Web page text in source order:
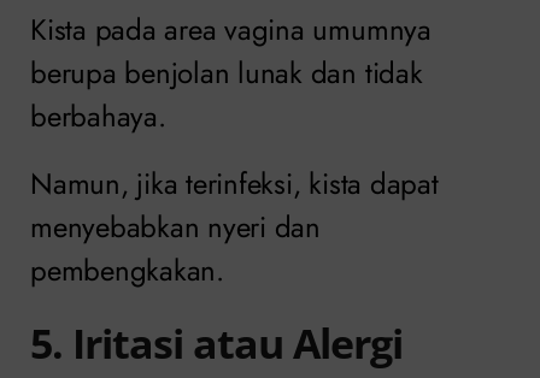
Kista pada area vagina umumnya
berupa benjolan lunak dan tidak
berbahaya.
Namun, jika terinfeksi, kista dapat
menyebabkan nyeri dan
pembengkakan.
5. Iritasi atau Alergi